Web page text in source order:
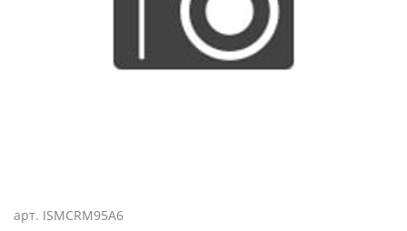
арт. ISMCRM95A6